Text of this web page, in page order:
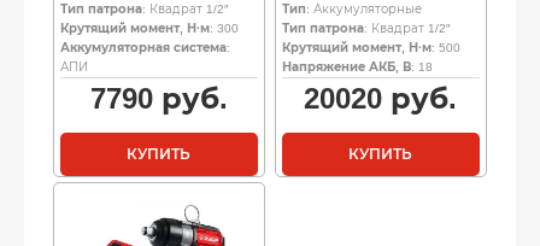
Тип патрона: Квадрат 1/2″
Крутящий момент, Н·м: 300
Аккумуляторная система:
АПИ
7790руб.
КУПИТЬ
Тип: Аккумуляторные
Тип патрона: Квадрат 1/2″
Крутящий момент, Н·м: 500
Напряжение АКБ, В: 18
20020 руб.
КУПИТЬ